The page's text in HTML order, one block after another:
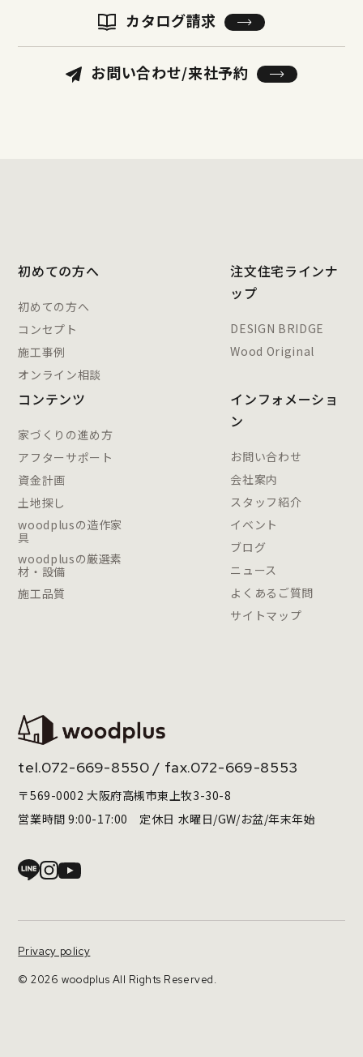
カタログ請求
お問い合わせ/来社予約
初めての方へ
初めての方へ
コンセプト
施工事例
オンライン相談
注文住宅ラインナ
ップ
DESIGN BRIDGE
Wood Original
コンテンツ
家づくりの進め方
アフターサポート
資金計画
土地探し
woodplusの造作家
具
woodplusの厳選素
材・設備
施工品質
インフォメーショ
ン
お問い合わせ
会社案内
スタッフ紹介
イベント
ブログ
ニュース
よくあるご質問
サイトマップ
tel.072-669-8550 / fax.072-669-8553
〒569-0002 大阪府高槻市東上牧3-30-8
営業時間 9:00-17:00 定休日 水曜日/GW/お盆/年末年始
Privacy policy
© 2026 woodplus All Rights Reserved.